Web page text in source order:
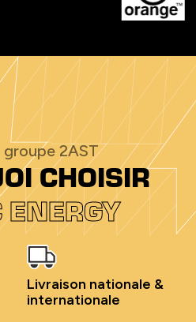
groupe 2AST
CHOISIR
ENERGY
Livraison nationale &
internationale